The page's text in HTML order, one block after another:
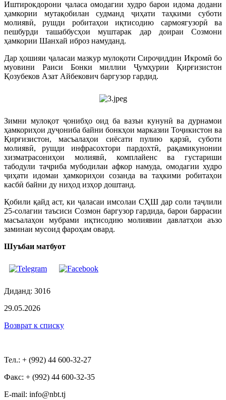
Иштирокдорони ҷаласа омодагии худро барои идома додани
ҳамкории мутақобилан судманд ҷиҳати таҳкими суботи
молиявӣ, рушди робитаҳои иқтисодию сармоягузорӣ ва
пешбурди ташаббусҳои муштарак дар доираи Созмони
ҳамкории Шанхай иброз намуданд.
Дар ҳошияи ҷаласаи мазкур мулоқоти Сироҷиддин Икромӣ бо
муовини Раиси Бонки миллии Ҷумҳурии Қирғизистон
Қозубеков Азат Айбекович баргузор гардид.
Зимни мулоқот ҷонибҳо оид ба вазъи кунунӣ ва дурнамои
ҳамкориҳои дуҷониба байни бонкҳои марказии Тоҷикистон ва
Қирғизистон, масъалаҳои сиёсати пулию қарзӣ, суботи
молиявӣ, рушди инфрасохтори пардохтӣ, рақамикунонии
хизматрасониҳои молиявӣ, комплайенс ва густариши
табодули таҷриба мубодилаи афкор намуда, омодагии худро
ҷиҳати идомаи ҳамкориҳои созанда ва таҳкими робитаҳои
касбӣ байни ду ниҳод изҳор доштанд.
Қобили қайд аст, ки ҷаласаи имсолаи СҲШ дар соли таҷлили
25-солагии таъсиси Созмон баргузор гардида, барои баррасии
масъалаҳои мубрами иқтисодию молиявии давлатҳои аъзо
заминаи мусоид фароҳам овард.
Шуъбаи матбуот
Диданд: 3016
29.05.2026
Возврат к списку
Тел.: + (992) 44 600-32-27
Факс: + (992) 44 600-32-35
Е-mail: info@nbt.tj